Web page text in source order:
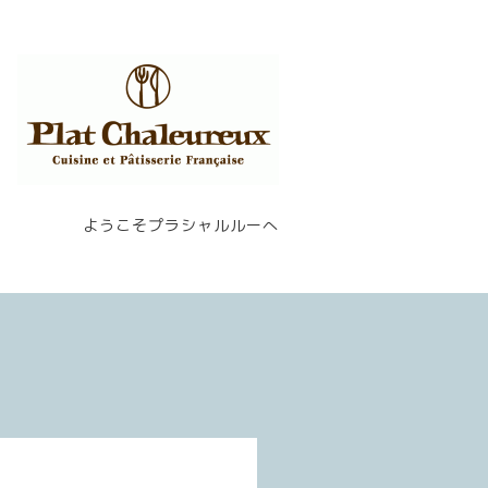
ようこそプラシャルルーへ